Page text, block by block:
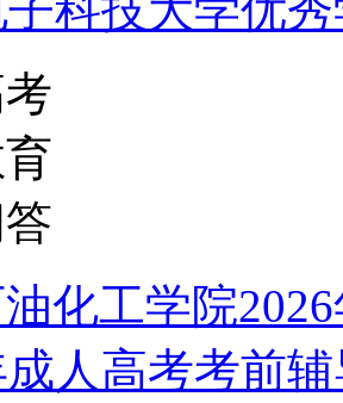
化工学院
成人高考考前